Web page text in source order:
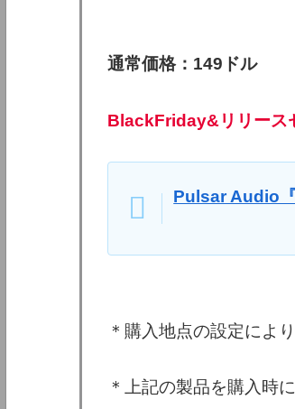
通常価格：149ドル
BlackFriday&リリース
Pulsar Audio
＊購入地点の設定によ
＊上記の製品を購入時